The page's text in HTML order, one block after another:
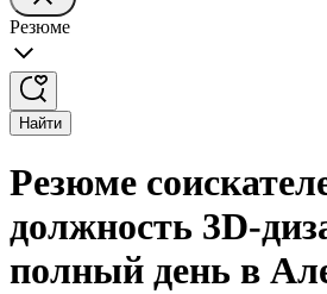
Резюме
Найти
Резюме
должность 3D-
полный день в